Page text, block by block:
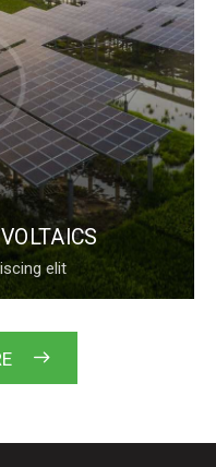
elit